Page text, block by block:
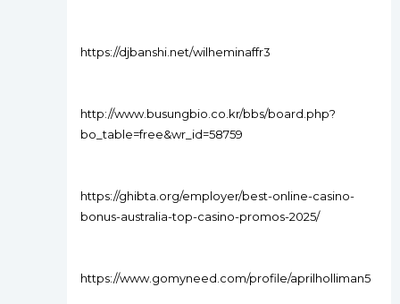
https://djbanshi.net/wilheminaffr3
http://www.busungbio.co.kr/bbs/board.php?
bo_table=free&wr_id=58759
https://ghibta.org/employer/best-online-casino-
bonus-australia-top-casino-promos-2025/
https://www.gomyneed.com/profile/aprilholliman5